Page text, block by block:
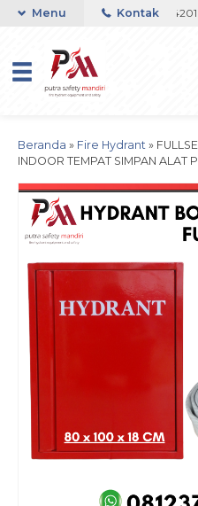
082133767508 / 081237364201 /
Menu Kontak
Beranda » Fire Hydrant »
INDOOR TEMPAT SIMPAN ALAT